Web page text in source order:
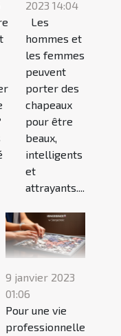
2023 14:04
Les
hommes et
les femmes
peuvent
porter des
chapeaux
pour être
beaux,
intelligents
et
attrayants....
9 janvier 2023
01:06
Pour une vie
professionnelle